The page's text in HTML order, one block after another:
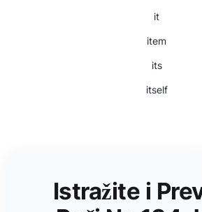
it
item
its
itself
Istražite i